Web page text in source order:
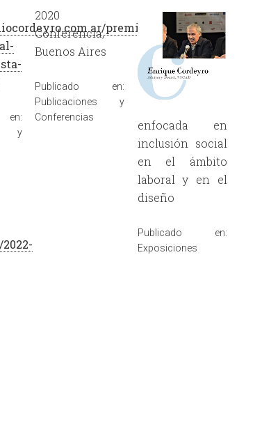
premio-
y
2020
Conferencia,
Buenos Aires
Publicado en:
Publicaciones y
Conferencias
enfocada en
inclusión social
en el ámbito
laboral y en el
diseño
Publicado en:
Exposiciones